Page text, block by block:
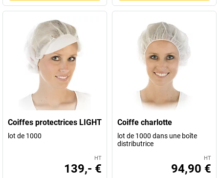
Coiffes protectrices LIGHT
lot de 1000
HT
139,- €
Coiffe charlotte
lot de 1000 dans une boîte
distributrice
HT
94,90 €